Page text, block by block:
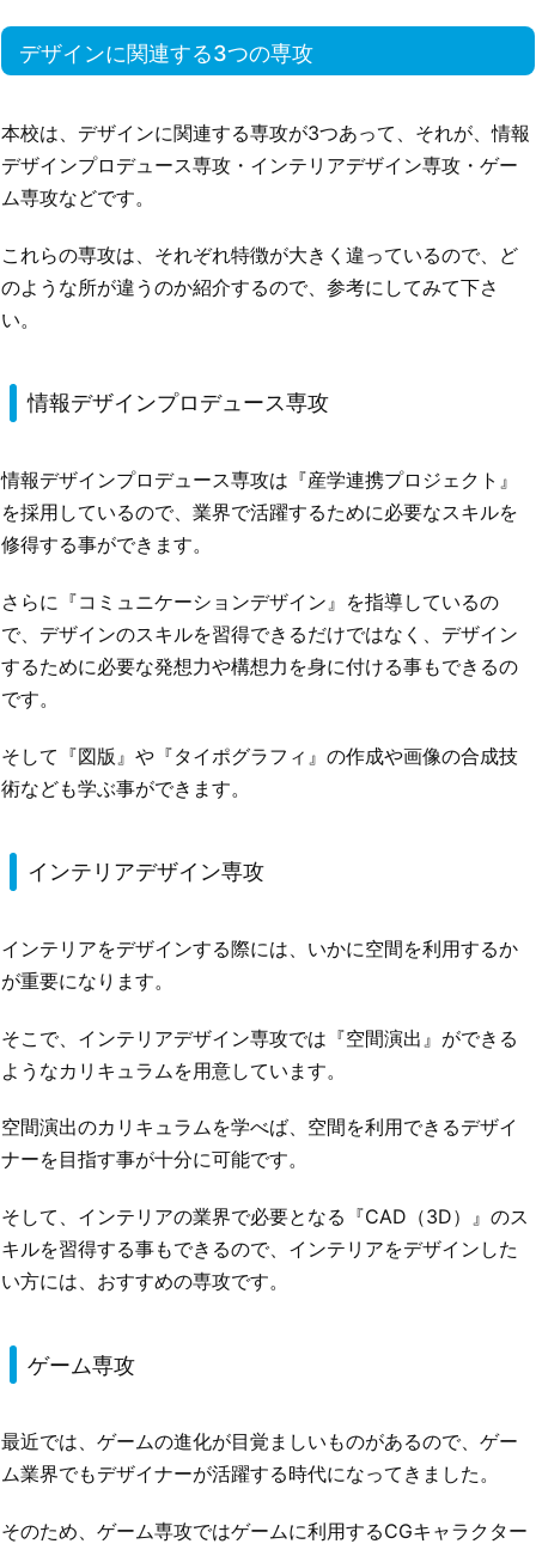
デザインに関連する3つの専攻
本校は、デザインに関連する専攻が3つあって、それが、情報
デザインプロデュース専攻・インテリアデザイン専攻・ゲー
ム専攻などです。
これらの専攻は、それぞれ特徴が大きく違っているので、ど
のような所が違うのか紹介するので、参考にしてみて下さ
い。
情報デザインプロデュース専攻
情報デザインプロデュース専攻は『産学連携プロジェクト』
を採用しているので、業界で活躍するために必要なスキルを
修得する事ができます。
さらに『コミュニケーションデザイン』を指導しているの
で、デザインのスキルを習得できるだけではなく、デザイン
するために必要な発想力や構想力を身に付ける事もできるの
です。
そして『図版』や『タイポグラフィ』の作成や画像の合成技
術なども学ぶ事ができます。
インテリアデザイン専攻
インテリアをデザインする際には、いかに空間を利用するか
が重要になります。
そこで、インテリアデザイン専攻では『空間演出』ができる
ようなカリキュラムを用意しています。
空間演出のカリキュラムを学べば、空間を利用できるデザイ
ナーを目指す事が十分に可能です。
そして、インテリアの業界で必要となる『CAD（3D）』のス
キルを習得する事もできるので、インテリアをデザインした
い方には、おすすめの専攻です。
ゲーム専攻
最近では、ゲームの進化が目覚ましいものがあるので、ゲー
ム業界でもデザイナーが活躍する時代になってきました。
そのため、ゲーム専攻ではゲームに利用するCGキャラクター